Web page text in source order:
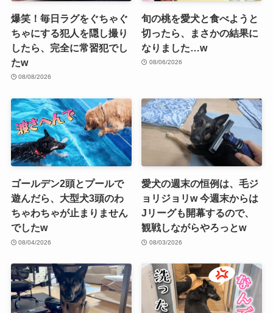
爆笑！毎日ラグをぐちゃぐ
ちゃにする犯人を隠し撮り
したら、完全に常習犯でし
たw
08/08/2026
旬の桃を愛犬と食べようと
切ったら、まさかの結果に
なりました…w
08/06/2026
ゴールデン2頭とプールで
遊んだら、大型犬3頭のわ
ちゃわちゃが止まりません
でしたw
08/04/2026
愛犬の週末の恒例は、毛ジ
ョリジョリw 今週末からは
Jリーグも開幕するので、
観戦しながらやろっとw
08/03/2026